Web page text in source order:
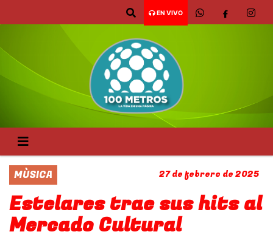
EN VIVO
MÙSICA 27 de febrero de 2025
Estelares trae sus hits al
Mercado Cultural